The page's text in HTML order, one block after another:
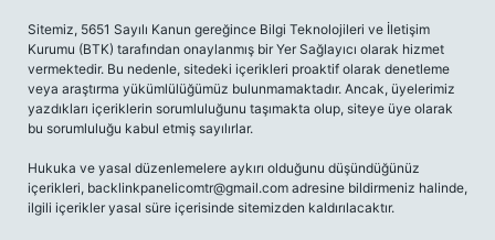
Sitemiz, 5651 Sayılı Kanun gereğince Bilgi Teknolojileri ve İletişim
Kurumu (BTK) tarafından onaylanmış bir Yer Sağlayıcı olarak hizmet
vermektedir. Bu nedenle, sitedeki içerikleri proaktif olarak denetleme
veya araştırma yükümlülüğümüz bulunmamaktadır. Ancak, üyelerimiz
yazdıkları içeriklerin sorumluluğunu taşımakta olup, siteye üye olarak
bu sorumluluğu kabul etmiş sayılırlar.
Hukuka ve yasal düzenlemelere aykırı olduğunu düşündüğünüz
içerikleri, backlinkpanelicomtr@gmail.com adresine bildirmeniz halinde,
ilgili içerikler yasal süre içerisinde sitemizden kaldırılacaktır.